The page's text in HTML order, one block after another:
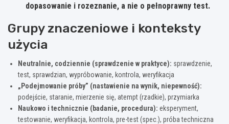
dopasowanie i rozeznanie, a nie o pełnoprawny test.
Grupy znaczeniowe i konteksty
użycia
Neutralnie, codziennie (sprawdzenie w praktyce): sprawdzenie,
test, sprawdzian, wypróbowanie, kontrola, weryfikacja
„Podejmowanie próby” (nastawienie na wynik, niepewność):
podejście, staranie, mierzenie się, atempt (rzadkie), przymiarka
Naukowo i technicznie (badanie, procedura): eksperyment,
testowanie, weryfikacja, kontrola, pre-test (spec.), próba techniczna